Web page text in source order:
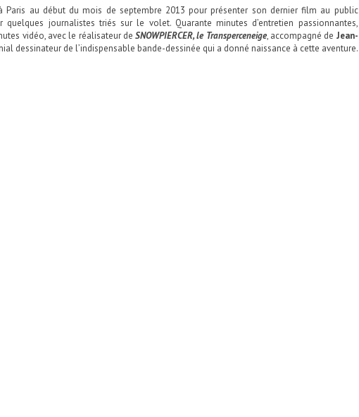
Paris au début du mois de septembre 2013 pour présenter son dernier film au public
quelques journalistes triés sur le volet. Quarante minutes d’entretien passionnantes,
vidéo, avec le réalisateur deSNOWPIERCER, le Transperceneige, accompagné de Jean-
dessinateur de l’indispensable bande-dessinée qui a donné naissance à cette aventure.